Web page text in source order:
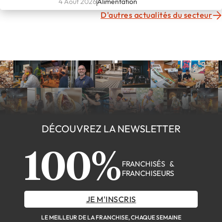
D'autres actualités du secteur
DÉCOUVREZ LA NEWSLETTER
100% FRANCHISÉS &
FRANCHISEURS
JE M'INSCRIS
LE MEILLEUR DE LA FRANCHISE, CHAQUE SEMAINE